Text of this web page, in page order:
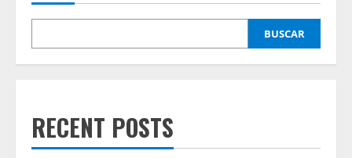
BUSCAR
RECENT POSTS